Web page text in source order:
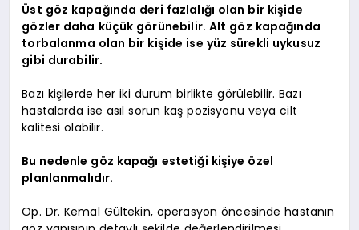
Üst göz kapağında deri fazlalığı olan bir kişide
gözler daha küçük görünebilir. Alt göz kapağında
torbalanma olan bir kişide ise yüz sürekli uykusuz
gibi durabilir.
Bazı kişilerde her iki durum birlikte görülebilir. Bazı
hastalarda ise asıl sorun kaş pozisyonu veya cilt
kalitesi olabilir.
Bu nedenle göz kapağı estetiği kişiye özel
planlanmalıdır.
Op. Dr. Kemal Gültekin, operasyon öncesinde hastanın